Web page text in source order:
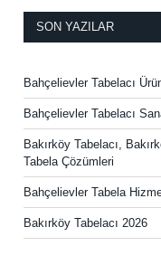
SON YAZILAR
Bahçelievler Tabelacı
Bahçelievler Tabelacı
Bakırköy Tabelacı,
Tabela Çözümleri
Bahçelievler Tabela
Bakırköy Tabelacı 2026